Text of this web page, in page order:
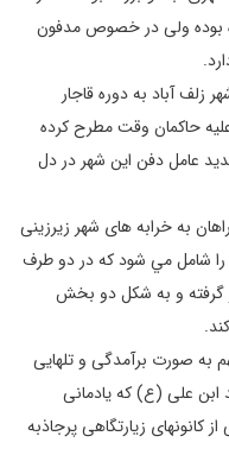
بوده ولی در خصوص مدفون
آباد به دوره قاجار
حاكمان وقت مطرح كرده
عامل دفن اين شهر در دل
به خرابه های شهر زيرزينی
عرصه ای به وسعت 110 هكتار را شامل مي شود كه در دو طرف
گرفته و به شكل دو بخش
صورت برآمدگی و تلهايی
ابن علی (ع) كه يادمانی
كانونهای زيارتگاهی پرجاذبه